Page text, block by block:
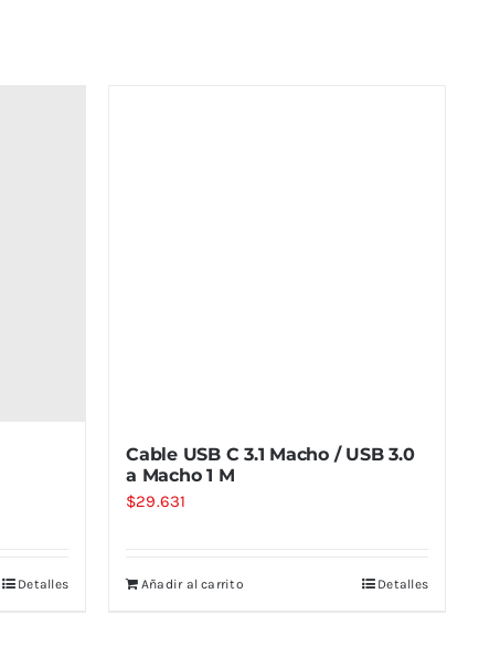
Detalles
Cable USB C 3.1 Macho / USB 3.0
a Macho 1 M
$29.631
Añadir al carrito Detalles